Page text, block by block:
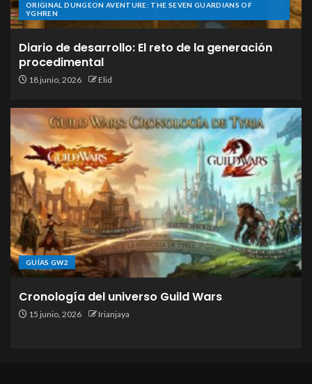
ORIGINAL DUNGEON AVENTURE: THE SEVEN GUARDIANS OF
YGHREN
Diario de desarrollo: El reto de la generación
procedimental
18 junio, 2026 Elid
GUÍAS GW2
Cronología del universo Guild Wars
15 junio, 2026 Irianjaya